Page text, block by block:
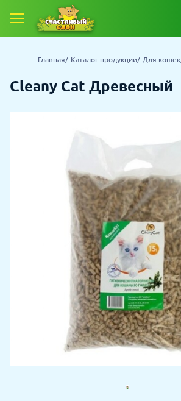
Главная Каталог продукции Для кошек
Cleany Cat Древесный